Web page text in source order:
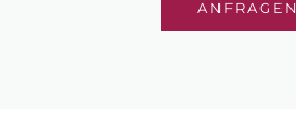
ANFRAGEN